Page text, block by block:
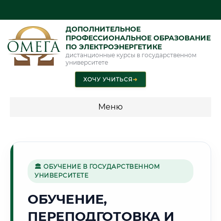
ДОПОЛНИТЕЛЬНОЕ
ПРОФЕССИОНАЛЬНОЕ ОБРАЗОВАНИЕ
ПО ЭЛЕКТРОЭНЕРГЕТИКЕ
дистанционные курсы в государственном
университете
ХОЧУ УЧИТЬСЯ➜
Меню
🍇
Г. ТБИЛИСИ
🏛 ОБУЧЕНИЕ В ГОСУДАРСТВЕННОМ
УНИВЕРСИТЕТЕ
ОБУЧЕНИЕ,
ПЕРЕПОДГОТОВКА И